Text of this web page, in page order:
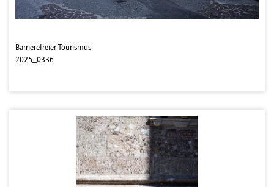
Barrierefreier Tourismus
2025_0336